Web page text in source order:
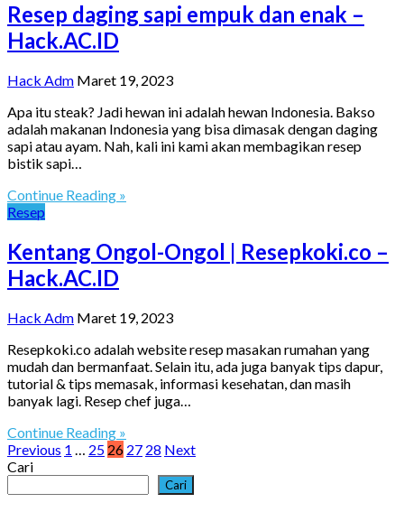
Resep daging sapi empuk dan enak –
Hack.AC.ID
Hack Adm Maret 19, 2023
Apa itu steak? Jadi hewan ini adalah hewan Indonesia. Bakso
adalah makanan Indonesia yang bisa dimasak dengan daging
sapi atau ayam. Nah, kali ini kami akan membagikan resep
bistik sapi…
Continue Reading »
Resep
Kentang Ongol-Ongol | Resepkoki.co –
Hack.AC.ID
Hack Adm Maret 19, 2023
Resepkoki.co adalah website resep masakan rumahan yang
mudah dan bermanfaat. Selain itu, ada juga banyak tips dapur,
tutorial & tips memasak, informasi kesehatan, dan masih
banyak lagi. Resep chef juga…
Continue Reading »
Paginasi
pos
Previous 1 … 25 26 27 28 Next
Cari
Cari